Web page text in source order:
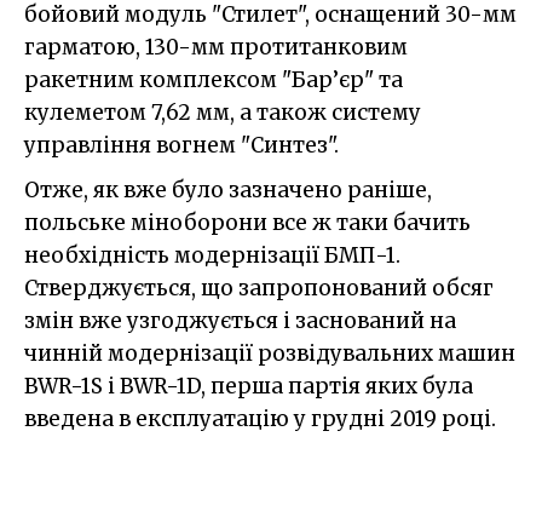
бойовий модуль "Стилет", оснащений 30-мм
гарматою, 130-мм протитанковим
ракетним комплексом "Бар’єр" та
кулеметом 7,62 мм, а також систему
управління вогнем "Синтез".
Отже, як вже було зазначено раніше,
польське міноборони все ж таки бачить
необхідність модернізації БМП-1.
Стверджується, що запропонований обсяг
змін вже узгоджується і заснований на
чинній модернізації розвідувальних машин
BWR-1S i BWR-1D, перша партія яких була
введена в експлуатацію у грудні 2019 році.